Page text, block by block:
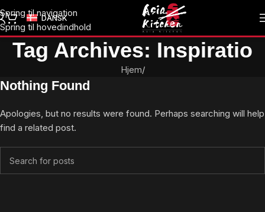
Spring til navigation
Spring til hovedindhold
DANSK
Tag Archives: Inspiratio
Hjem/
Nothing Found
Apologies, but no results were found. Perhaps searching will help
find a related post.